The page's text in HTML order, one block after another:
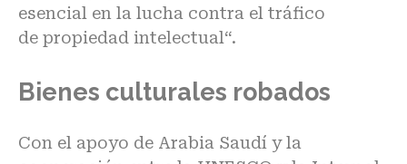
esencial en la lucha contra el tráfico
de propiedad intelectual“.
Bienes culturales robados
Con el apoyo de Arabia Saudí y la